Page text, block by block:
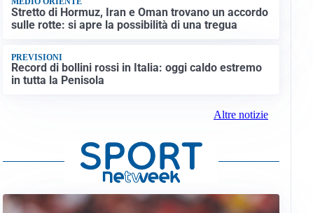
Stretto di Hormuz, Iran e Oman trovano un accordo
sulle rotte: si apre la possibilità di una tregua
PREVISIONI
Record di bollini rossi in Italia: oggi caldo estremo
in tutta la Penisola
Altre notizie